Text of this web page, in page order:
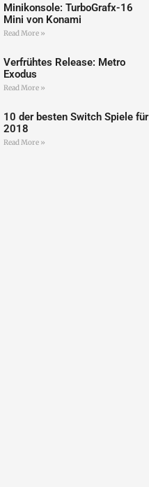
Minikonsole: TurboGrafx-16
Mini von Konami
Read More »
Verfrühtes Release: Metro
Exodus
Read More »
10 der besten Switch Spiele für
2018
Read More »